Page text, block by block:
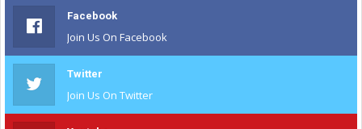
Facebook
Join Us On Facebook
Twitter
Join Us On Twitter